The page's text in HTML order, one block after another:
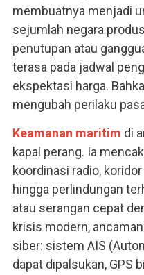
membuatnya menjadi
sejumlah negara
penutupan atau
terasa pada jadwal
ekspektasi harga.
mengubah perilaku
Keamanan maritim di
kapal perang. Ia
koordinasi radio,
hingga perlindungan
atau serangan cepat
krisis modern,
siber: sistem AIS
dapat dipalsukan, GPS